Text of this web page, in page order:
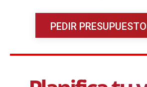
PEDIR PRESUPUESTO